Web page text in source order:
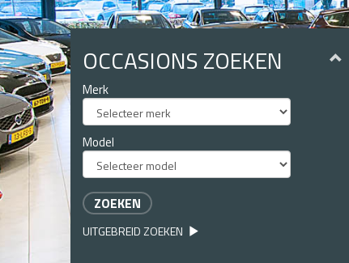
OCCASIONS ZOEKEN
Merk
Model
ZOEKEN
UITGEBREID ZOEKEN